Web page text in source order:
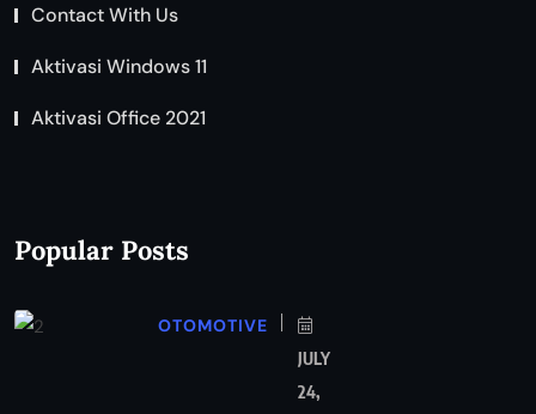
Contact With Us
Aktivasi Windows 11
Aktivasi Office 2021
Popular Posts
OTOMOTIVE
JULY
24,